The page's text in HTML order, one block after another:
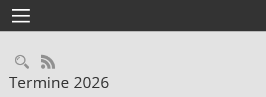
Toggle navigation
RSS-Feed
Termine 2026